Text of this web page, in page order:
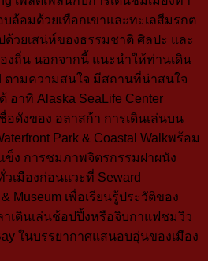
ล้อมด้วยเทือกเขาและทะเลสีมรกต
ด้วยเสน่ห์ของธรรมชาติ ศิลปะ และ
งถิ่น นอกจากนี้ แนะนำให้ท่านเดิน
ตามความสนใจ มีสถานที่น่าสนใจ
อาทิ Alaska SeaLife Center
อดังของ อลาสก้า การเดินเล่นบน
Park & Coastal Walkพร้อม
ข็ง การชมภาพจิตรกรรมฝาผนัง
เมืองก่อนแวะที่ Seward
Museum เพื่อเรียนรู้ประวัติของ
เดินเล่นช้อปปิ้งหรือจิบกาแฟชมวิว
ในบรรยากาศแสนอบอุ่นของเมือง